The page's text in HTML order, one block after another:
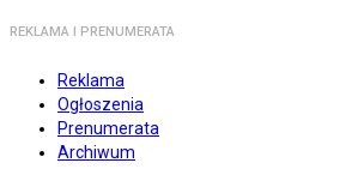
REKLAMA I PRENUMERATA
Reklama
Ogłoszenia
Prenumerata
Archiwum